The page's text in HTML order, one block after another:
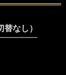
なし）